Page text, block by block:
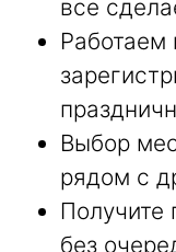
все
Работаем
Выбор
рядом с
Получите
без